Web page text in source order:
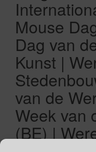
Mouse
Dag van
Kunst |
van de
Week van
(BE) |